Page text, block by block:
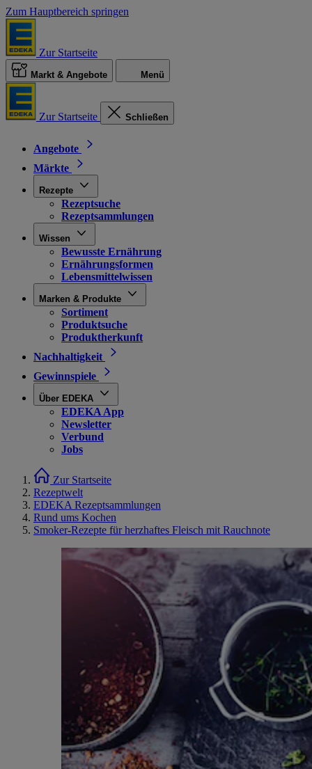
Zum Hauptbereich springen
Zur Startseite
Markt & Angebote Menü
Zur Startseite Schließen
Angebote
Märkte
Rezepte
Rezeptsuche
Rezeptsammlungen
Wissen
Bewusste Ernährung
Ernährungsformen
Lebensmittelwissen
Marken & Produkte
Sortiment
Produktsuche
Produktherkunft
Nachhaltigkeit
Gewinnspiele
Über EDEKA
EDEKA App
Newsletter
Verbund
Jobs
Zur Startseite
Rezeptwelt
EDEKA Rezeptsammlungen
Rund ums Kochen
Smoker-Rezepte für herzhaftes Fleisch mit Rauchnote